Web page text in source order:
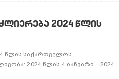
2024 წლის
წლის საქართველოს
2024 წლის 4 იანვარი – 2024